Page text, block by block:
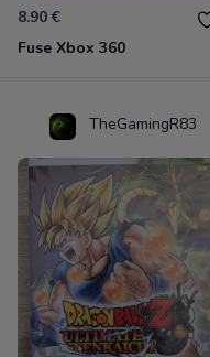
8.90 €
Fuse Xbox 360
TheGamingR83